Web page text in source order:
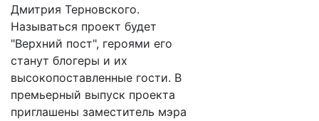
Дмитрия Терновского.
Называться проект будет
"Верхний пост", героями его
станут блогеры и их
высокопоставленные гости. В
премьерный выпуск проекта
приглашены заместитель мэра